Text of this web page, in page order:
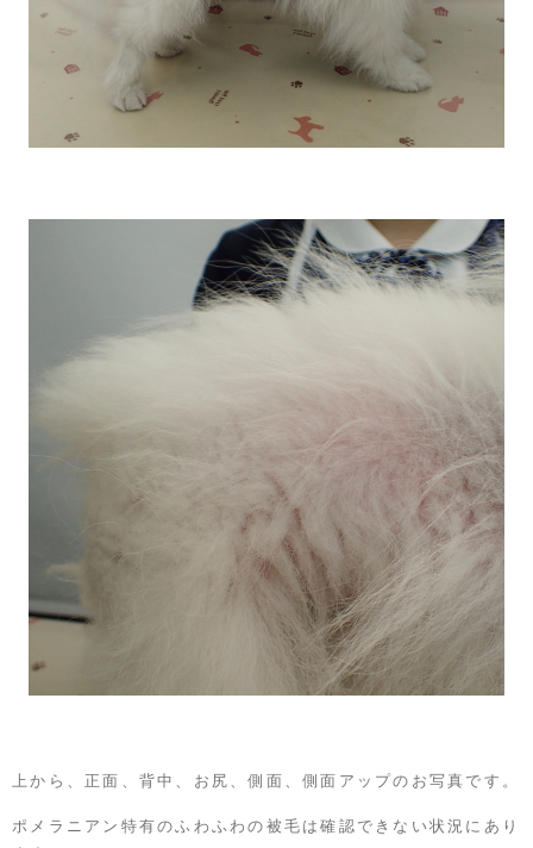
上から、正面、背中、お尻、側面、側面アップのお写真です。
ポメラニアン特有のふわふわの被毛は確認できない状況にあり